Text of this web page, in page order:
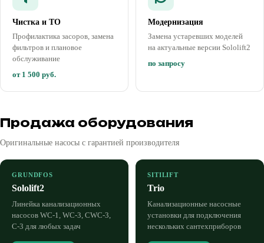
Чистка и ТО
Профилактика засоров, замена
фильтров и плановое
обслуживание
от 1 500 руб.
Модернизация
Замена устаревших моделей
на актуальные версии Sololift2
по запросу
Продажа оборудования
Оригинальные насосы с гарантией производителя
GRUNDFOS
Sololift2
Линейка канализационных
насосов WC-1, WC-3, CWC-3,
C-3 для любых задач
SITILIFT
Trio
Канализационные насосные
установки для подключения
нескольких сантехприборов